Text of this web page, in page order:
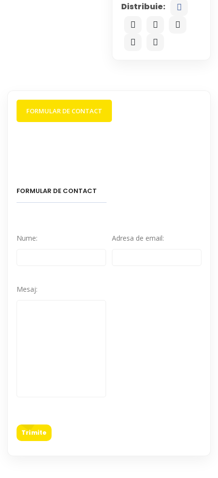
Distribuie:
FORMULAR DE CONTACT
FORMULAR DE CONTACT
Nume: Adresa de email:
Mesaj:
Trimite